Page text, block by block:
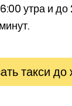
утра и
такси